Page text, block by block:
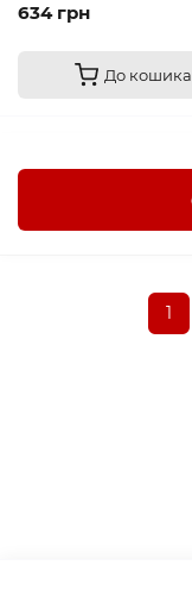
634 грн
До кошика
1